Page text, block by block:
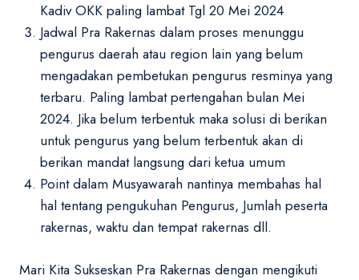
Kadiv OKK paling lambat Tgl 20 Mei 2024
Jadwal Pra Rakernas dalam proses menunggu
pengurus daerah atau region lain yang belum
mengadakan pembetukan pengurus resminya yang
terbaru. Paling lambat pertengahan bulan Mei
2024. Jika belum terbentuk maka solusi di berikan
untuk pengurus yang belum terbentuk akan di
berikan mandat langsung dari ketua umum
Point dalam Musyawarah nantinya membahas hal
hal tentang pengukuhan Pengurus, Jumlah peserta
rakernas, waktu dan tempat rakernas dll.
Mari Kita Sukseskan Pra Rakernas dengan mengikuti